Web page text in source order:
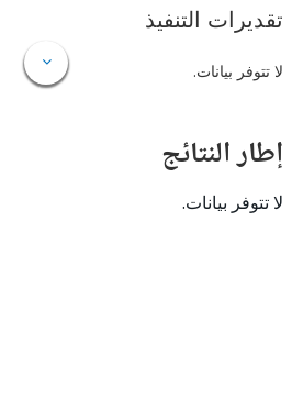
التنفيذ
بيانات.
بيانات.